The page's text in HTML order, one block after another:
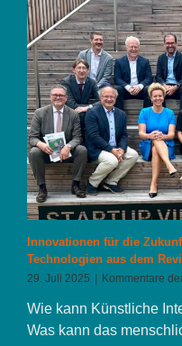
Innovationen für die
Technologien aus dem
29. Juli 2025 Kommentare
Wie kann Künstliche
Was kann das